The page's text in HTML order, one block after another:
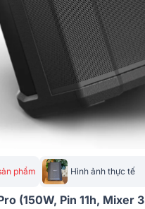
phẩm Hình ảnh thực tế
(150W, Pin 11h, Mixer